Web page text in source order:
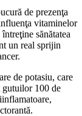
de prezenţa
vitaminelor
sănătatea
un real sprijin
de potasiu, care
gutuilor 100 de